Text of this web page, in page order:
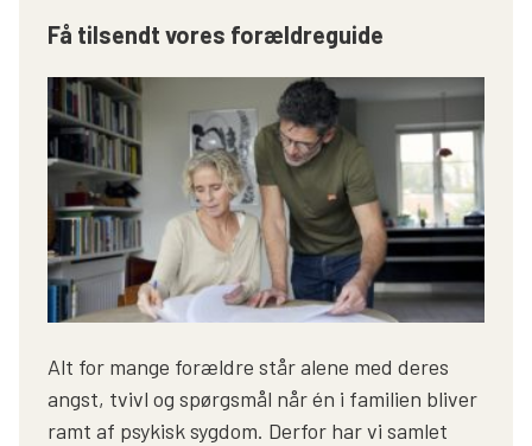
Få tilsendt vores forældreguide
Alt for mange forældre står alene med deres
angst, tvivl og spørgsmål når én i familien bliver
ramt af psykisk sygdom. Derfor har vi samlet